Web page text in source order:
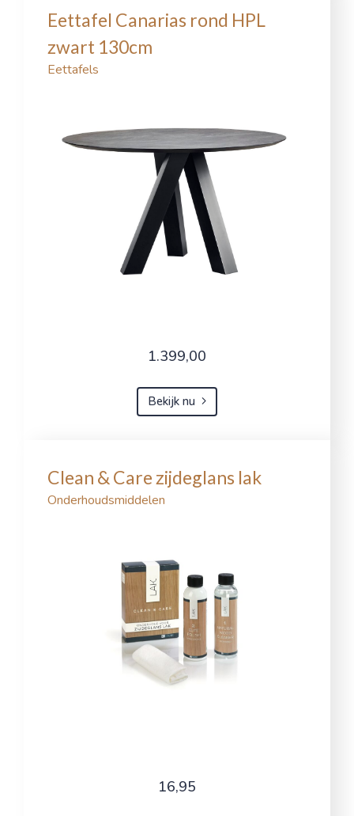
Eettafel Canarias rond HPL
zwart 130cm
Eettafels
1.399,00
Bekijk nu
Clean & Care zijdeglans lak
Onderhoudsmiddelen
16,95